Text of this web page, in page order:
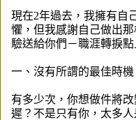
現在2年過去，我擁有自
懼，但我感謝自己做出
驗送給你們－職涯轉捩
一、沒有所謂的最佳時機
有多少次，你想做件將
遲？不是只有你，太多